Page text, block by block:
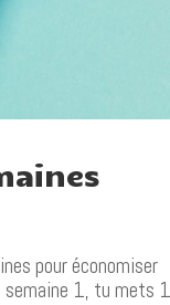
pour économiser
1, tu mets